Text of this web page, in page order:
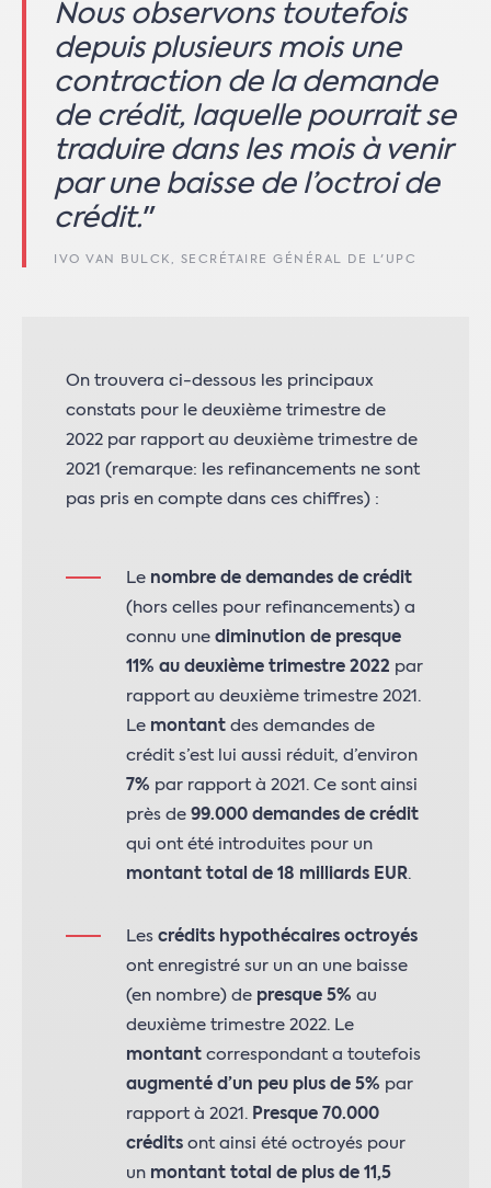
Nous observons toutefois
depuis plusieurs mois une
contraction de la demande
de crédit, laquelle pourrait se
traduire dans les mois à venir
par une baisse de l’octroi de
crédit."
IVO VAN BULCK, SECRÉTAIRE GÉNÉRAL DE L'UPC
On trouvera ci-dessous les principaux
constats pour le deuxième trimestre de
2022 par rapport au deuxième trimestre de
2021 (remarque: les refinancements ne sont
pas pris en compte dans ces chiffres) :
Le nombre de demandes de crédit
(hors celles pour refinancements) a
connu une diminution de presque
11% au deuxième trimestre 2022 par
rapport au deuxième trimestre 2021.
Le montant des demandes de
crédit s’est lui aussi réduit, d’environ
7% par rapport à 2021. Ce sont ainsi
près de 99.000 demandes de crédit
qui ont été introduites pour un
montant total de 18 milliards EUR.
Les crédits hypothécaires octroyés
ont enregistré sur un an une baisse
(en nombre) de presque 5% au
deuxième trimestre 2022. Le
montant correspondant a toutefois
augmenté d’un peu plus de 5% par
rapport à 2021. Presque 70.000
crédits ont ainsi été octroyés pour
un montant total de plus de 11,5